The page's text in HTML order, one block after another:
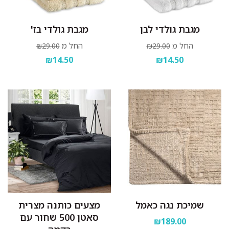
מגבת גולדי לבן
החל מ ₪29.00
₪14.50
מגבת גולדי בז'
החל מ ₪29.00
₪14.50
שמיכת נגה כאמל
₪189.00
מצעים כותנה מצרית
סאטן 500 שחור עם